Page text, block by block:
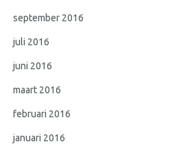
september 2016
juli 2016
juni 2016
maart 2016
februari 2016
januari 2016